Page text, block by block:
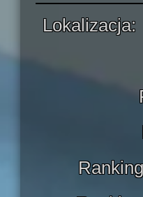
Lokalizacja: